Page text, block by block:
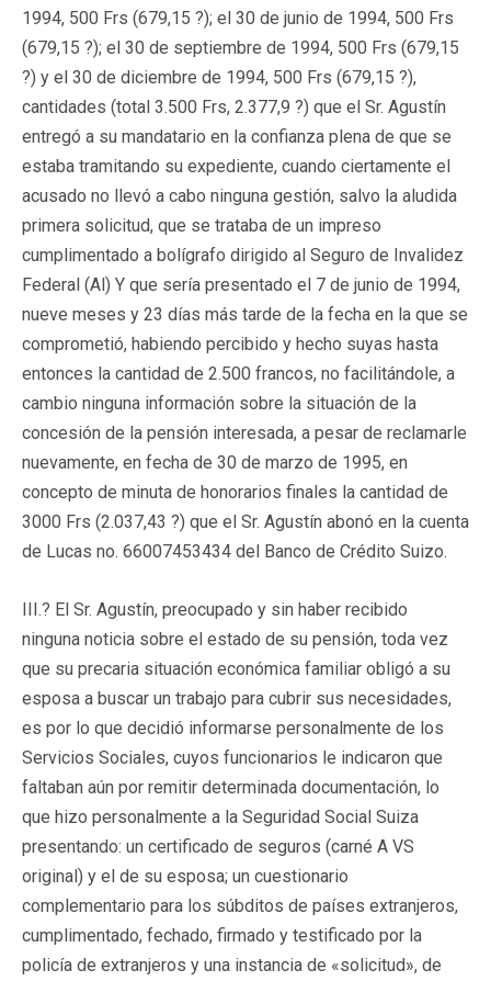
1994, 500 Frs (679,15 ?); el 30 de junio de 1994, 500 Frs
(679,15 ?); el 30 de septiembre de 1994, 500 Frs (679,15
?) y el 30 de diciembre de 1994, 500 Frs (679,15 ?),
cantidades (total 3.500 Frs, 2.377,9 ?) que el Sr. Agustín
entregó a su mandatario en la confianza plena de que se
estaba tramitando su expediente, cuando ciertamente el
acusado no llevó a cabo ninguna gestión, salvo la aludida
primera solicitud, que se trataba de un impreso
cumplimentado a bolígrafo dirigido al Seguro de Invalidez
Federal (Al) Y que sería presentado el 7 de junio de 1994,
nueve meses y 23 días más tarde de la fecha en la que se
comprometió, habiendo percibido y hecho suyas hasta
entonces la cantidad de 2.500 francos, no facilitándole, a
cambio ninguna información sobre la situación de la
concesión de la pensión interesada, a pesar de reclamarle
nuevamente, en fecha de 30 de marzo de 1995, en
concepto de minuta de honorarios finales la cantidad de
3000 Frs (2.037,43 ?) que el Sr. Agustín abonó en la cuenta
de Lucas no. 66007453434 del Banco de Crédito Suizo.
III.? El Sr. Agustín, preocupado y sin haber recibido
ninguna noticia sobre el estado de su pensión, toda vez
que su precaria situación económica familiar obligó a su
esposa a buscar un trabajo para cubrir sus necesidades,
es por lo que decidió informarse personalmente de los
Servicios Sociales, cuyos funcionarios le indicaron que
faltaban aún por remitir determinada documentación, lo
que hizo personalmente a la Seguridad Social Suiza
presentando: un certificado de seguros (carné A VS
original) y el de su esposa; un cuestionario
complementario para los súbditos de países extranjeros,
cumplimentado, fechado, firmado y testificado por la
policía de extranjeros y una instancia de «solicitud», de